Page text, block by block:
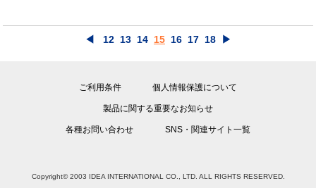
◀ 12 13 14 15 16 17 18 ▶
ご利用条件 個人情報保護について
製品に関する重要なお知らせ
各種お問い合わせ SNS・関連サイト一覧
Copyright© 2003 IDEA INTERNATIONAL CO., LTD. ALL RIGHTS RESERVED.